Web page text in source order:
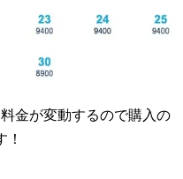
金が変動するので購入の